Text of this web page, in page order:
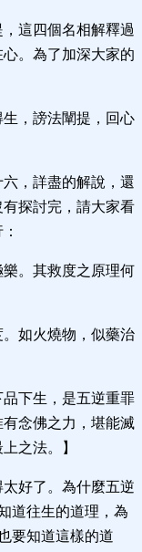
這四個名相解釋過
。為了加深大家的
生，謗法闡提，回心
，詳盡的解說，還
探討完，請大家看
樂。其救度之原理何
如火燒物，似藥治
下生，是五逆重罪
念佛之力，堪能滅
之法。】
好了。為什麼五逆
道往生的道理，為
要知道這樣的道